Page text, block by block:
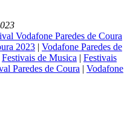
Vodafone Paredes de Coura
2023 | Vodafone Paredes de
Festivais de Musica | Festivais
Paredes de Coura | Vodafone